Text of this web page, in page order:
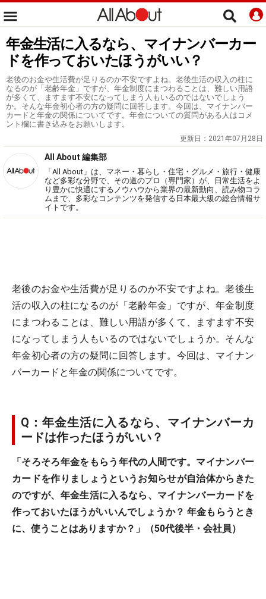
年金生活に入るなら、マイナンバーカー
ドを作っておいたほうがいい？
老後のお金や生活費が足りるのか不安ですよね。老後生活の収入の柱に
なるのが「老齢年金」ですが、年金制度にまつわることは、難しい用語
が多くて、ますます不安になってしまう人もいるのではないでしょう
か。そんな年金初心者の方の疑問に回答します。今回は、マイナンバー
カードと年金の関係についてです。年金についての質問がある人はコメ
ント欄に書き込みをお願いします。
更新日： 2021年07月28日
All About 編集部
「All About」は、マネー・暮らし・住宅・グルメ・旅行・健康
など多彩な分野で、その道のプロ（専門家）が、日常生活をよ
り豊かに快適にするノウハウから業界の最新動向、読み物コラ
ムまで、多彩なコンテンツを発信する日本最大級の総合情報サ
イトです。
老後のお金や生活費が足りるのか不安ですよね。老後生
活の収入の柱になるのが「老齢年金」ですが、年金制度
にまつわることは、難しい用語が多くて、ますます不安
になってしまう人もいるのではないでしょうか。そんな
年金初心者の方の疑問に回答します。今回は、マイナン
バーカードと年金の関係についてです。
Q：年金生活に入るなら、マイナンバーカ
ードは作ったほうがいい？
「そろそろ年金をもらう年代の人間です。マイナンバー
カードを作りましょうというお知らせが自治体からきた
のですが、年金生活に入るなら、マイナンバーカードを
作っておいたほうがいいんでしょうか？ 年金もらうとき
に、使うことはありますか？」（50代後半・会社員）